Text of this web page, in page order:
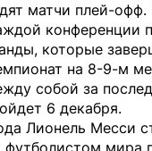
матчи плей-офф.
конференции
которые
на 8-9-м
собой за
6 декабря.
Лионель Месси
футболистом мира